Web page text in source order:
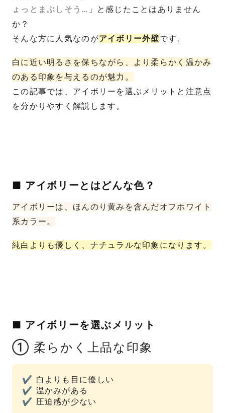
ょっとまぶしそう…」
と感じたことはありません
か？
そんな方に人気なのがアイボリー外壁です。
白に近い明るさを保ちながら、より柔らかく温かみ
のある印象を与えるのが魅力。
この記事では、アイボリーを選ぶメリットと注意点
を分かりやすく解説します。
■ アイボリーとはどんな色？
アイボリーは、ほんのり黄みを含んだオフホワイト
系カラー。
純白よりも優しく、ナチュラルな印象になります。
■ アイボリーを選ぶメリット
① 柔らかく上品な印象
✔ 白よりも目に優しい
✔ 温かみがある
✔ 圧迫感が少ない